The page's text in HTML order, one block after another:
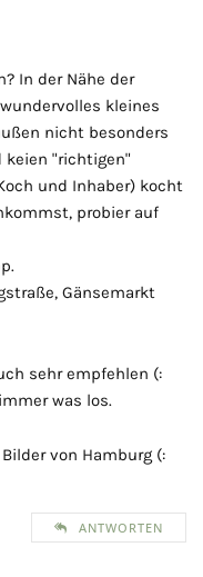
In der Nähe der
kleines
nicht besonders
keien "richtigen"
und Inhaber) kocht
probier auf
Gänsemarkt
sehr empfehlen (:
was los.
von Hamburg (:
ANTWORTEN